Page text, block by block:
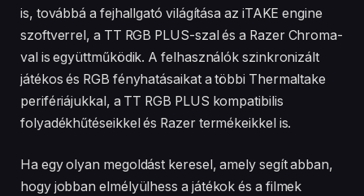
is, továbbá a fejhallgató világítása az iTAKE engine
szoftverrel, a TT RGB PLUS-szal és a Razer Chroma-
val is együttműködik. A felhasználók szinkronizált
játékos és RGB fényhatásaikat a többi Thermaltake
perifériájukkal, a TT RGB PLUS kompatibilis
folyadékhűtéseikkel és Razer termékeikkel is.
Ha egy olyan megoldást keresel, amely segít abban,
hogy jobban elmélyülhess a játékok és a filmek